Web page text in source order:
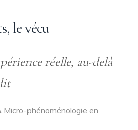
le vécu
réelle, au-delà
Micro-phénoménologie en